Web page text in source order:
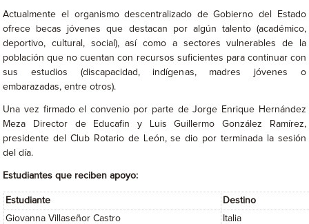
Actualmente el organismo descentralizado de Gobierno del Estado
ofrece becas jóvenes que destacan por algún talento (académico,
deportivo, cultural, social), así como a sectores vulnerables de la
población que no cuentan con recursos suficientes para continuar con
sus estudios (discapacidad, indígenas, madres jóvenes o
embarazadas, entre otros).
Una vez firmado el convenio por parte de Jorge Enrique Hernández
Meza Director de Educafin y Luis Guillermo González Ramírez,
presidente del Club Rotario de León, se dio por terminada la sesión
del día.
Estudiantes que reciben apoyo:
Estudiante
Destino
Giovanna Villaseñor Castro
Italia